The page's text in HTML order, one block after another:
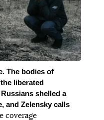
The bodies of
liberated
shelled a
and Zelensky calls
coverage